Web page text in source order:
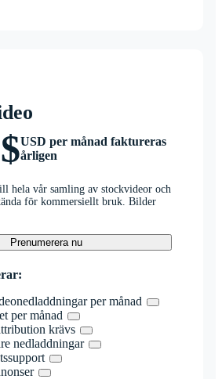
USD per månad faktureras
årligen
hela vår samling av stockvideor och
för kommersiellt bruk. Bilder
Prenumerera nu
per månad
per månad
krävs
nedladdningar